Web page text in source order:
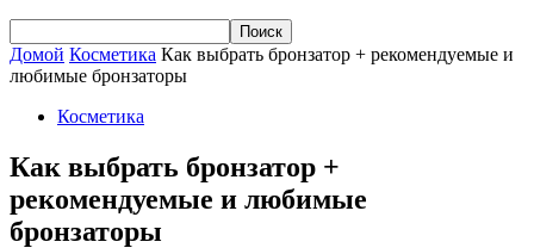
Домой Косметика Как выбрать бронзатор + рекомендуемые и
любимые бронзаторы
Косметика
Как выбрать бронзатор +
рекомендуемые и любимые
бронзаторы